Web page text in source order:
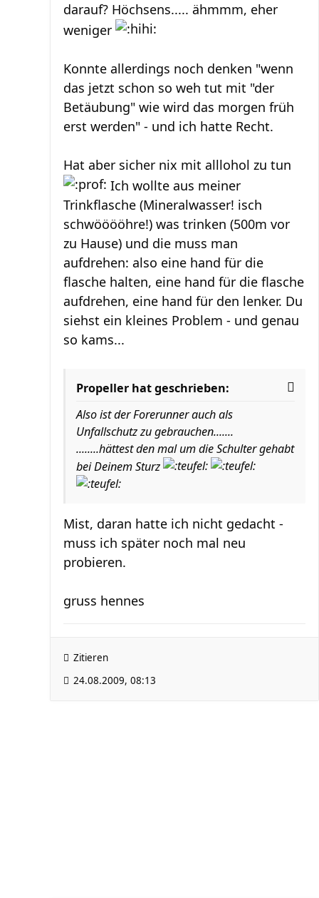
darauf? Höchsens..... ähmmm, eher
weniger
Konnte allerdings noch denken "wenn
das jetzt schon so weh tut mit "der
Betäubung" wie wird das morgen früh
erst werden" - und ich hatte Recht.
Hat aber sicher nix mit alllohol zu tun
Ich wollte aus meiner
Trinkflasche (Mineralwasser! isch
schwööööhre!) was trinken (500m vor
zu Hause) und die muss man
aufdrehen: also eine hand für die
flasche halten, eine hand für die flasche
aufdrehen, eine hand für den lenker. Du
siehst ein kleines Problem - und genau
so kams...
Propeller hat geschrieben:
Also ist der Forerunner auch als
Unfallschutz zu gebrauchen.......
........hättest den mal um die Schulter gehabt
bei Deinem Sturz
Mist, daran hatte ich nicht gedacht -
muss ich später noch mal neu
probieren.
gruss hennes
Zitieren
24.08.2009, 08:13